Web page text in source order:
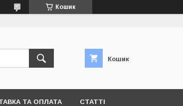
Кошик
Кошик
ТА ОПЛАТА СТАТТІ